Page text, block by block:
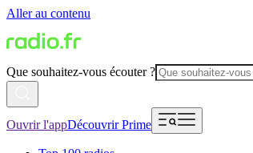
Aller au contenu
Que souhaitez-vous écouter ?
Ouvrir l'appDécouvrir Prime